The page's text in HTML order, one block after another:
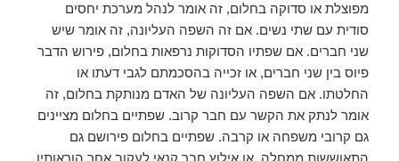
מפוצלת או סדוקה בחלום, זה אומר לנהל מערכת יחסים
סודית עם שתי נשים. אם זה השפה העליונה, זה אומר שיש
שני חברים. אם שפתיו הסדוקות נרפאות בחלום, פירוש הדבר
פיוס בין שני חברים, או זכייה בהסכמתם לגבי דעתו או
החלטתו. אם השפה העליונה של האדם מנותקת בחלום, זה
אומר לנתק את הקשר עם חבר קרוב. שפתיים בחלום מציינים
גם קרובי משפחה או קרבה. שפתיים בחלום פירושם גם
התאוששות ממחלה, או אילוץ חבר קנאי לעקוב אחר הוראותיו,